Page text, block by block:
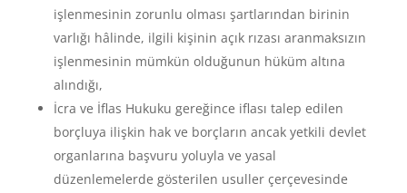
işlenmesinin zorunlu olması şartlarından birinin
varlığı hâlinde, ilgili kişinin açık rızası aranmaksızın
işlenmesinin mümkün olduğunun hüküm altına
alındığı,
İcra ve İflas Hukuku gereğince iflası talep edilen
borçluya ilişkin hak ve borçların ancak yetkili devlet
organlarına başvuru yoluyla ve yasal
düzenlemelerde gösterilen usuller çerçevesinde